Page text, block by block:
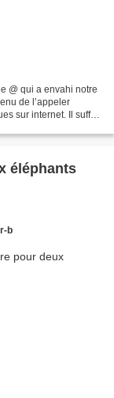
@ qui a envahi notre
de l’appeler
sur internet. Il suffit
éléphants
b